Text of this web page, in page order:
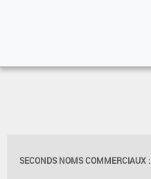
SECONDS NOMS COMMERCIAUX :